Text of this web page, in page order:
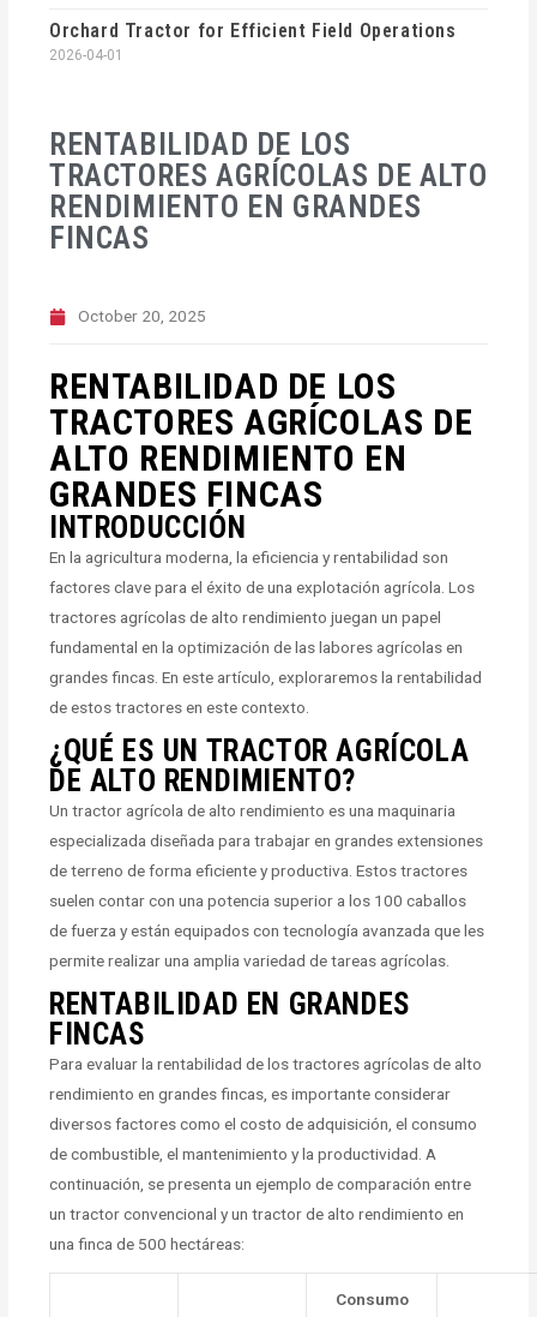
RENTABILIDAD DE LOS
TRACTORES AGRÍCOLAS DE ALTO
RENDIMIENTO EN GRANDES
FINCAS
October 20, 2025
RENTABILIDAD DE LOS
TRACTORES AGRÍCOLAS DE
ALTO RENDIMIENTO EN
GRANDES FINCAS
INTRODUCCIÓN
En la agricultura moderna, la eficiencia y rentabilidad son
factores clave para el éxito de una explotación agrícola. Los
tractores agrícolas de alto rendimiento juegan un papel
fundamental en la optimización de las labores agrícolas en
grandes fincas. En este artículo, exploraremos la rentabilidad
de estos tractores en este contexto.
¿QUÉ ES UN TRACTOR AGRÍCOLA
DE ALTO RENDIMIENTO?
Un tractor agrícola de alto rendimiento es una maquinaria
especializada diseñada para trabajar en grandes extensiones
de terreno de forma eficiente y productiva. Estos tractores
suelen contar con una potencia superior a los 100 caballos
de fuerza y están equipados con tecnología avanzada que les
permite realizar una amplia variedad de tareas agrícolas.
RENTABILIDAD EN GRANDES
FINCAS
Para evaluar la rentabilidad de los tractores agrícolas de alto
rendimiento en grandes fincas, es importante considerar
diversos factores como el costo de adquisición, el consumo
de combustible, el mantenimiento y la productividad. A
continuación, se presenta un ejemplo de comparación entre
un tractor convencional y un tractor de alto rendimiento en
una finca de 500 hectáreas:
Consumo
Orchard Tractor for Efficient Field Operations
2026-04-01